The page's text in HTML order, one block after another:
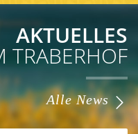
AKTUELLES
TRABERHOF
Alle News